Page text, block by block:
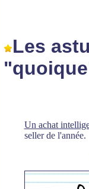
Les
Un achat
seller de l'année.